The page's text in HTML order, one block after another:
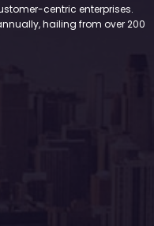
where business leaders
centric enterprises.
hailing from over 200